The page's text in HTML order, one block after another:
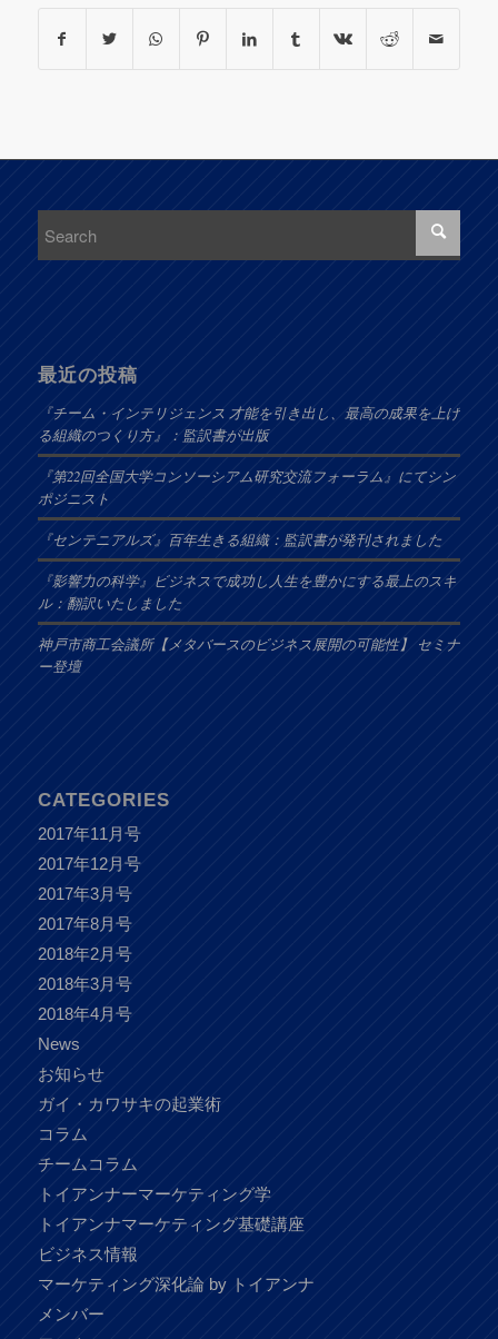
最近の投稿
『チーム・インテリジェンス 才能を引き出し、最高の成果を上げ
る組織のつくり方』：監訳書が出版
『第22回全国大学コンソーシアム研究交流フォーラム』にてシン
ポジニスト
『センテニアルズ』百年生きる組織：監訳書が発刊されました
『影響力の科学』ビジネスで成功し人生を豊かにする最上のスキ
ル：翻訳いたしました
神戸市商工会議所【メタバースのビジネス展開の可能性】 セミナ
ー登壇
CATEGORIES
2017年11月号
2017年12月号
2017年3月号
2017年8月号
2018年2月号
2018年3月号
2018年4月号
News
お知らせ
ガイ・カワサキの起業術
コラム
チームコラム
トイアンナーマーケティング学
トイアンナマーケティング基礎講座
ビジネス情報
マーケティング深化論 by トイアンナ
メンバー